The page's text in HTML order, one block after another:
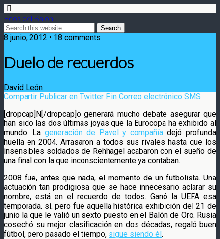
Ecos del Balón
8 junio, 2012 • 18 comments
Duelo de recuerdos
David León
Compartir Publicar en Twitter Pin Correo electrónico SMS
[dropcap]N[/dropcap]o generará mucho debate asegurar que
han sido las dos últimas joyas que la Eurocopa ha exhibido al
mundo. La generación de Pavel y compañía dejó profunda
huella en 2004. Arrasaron a todos sus rivales hasta que los
insensibles soldados de Rehhagel acabaron con el sueño de
una final con la que inconscientemente ya contaban.
2008 fue, antes que nada, el momento de un futbolista. Una
actuación tan prodigiosa que se hace innecesario aclarar su
nombre, está en el recuerdo de todos. Ganó la UEFA esa
temporada, sí, pero fue aquella histórica exhibición del 21 de
junio la que le valió un sexto puesto en el Balón de Oro. Rusia
cosechó su mejor clasificación en dos décadas, regaló buen
fútbol, pero pasado el tiempo, sigue siendo él.